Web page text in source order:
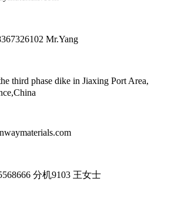
Mr.Yang
third phase dike in Jiaxing Port Area,
分机9103 王女士